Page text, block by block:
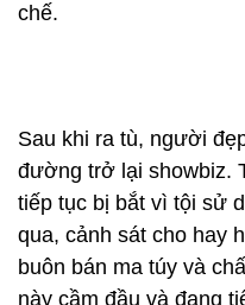
chế.
Sau khi ra tù, người
đường trở lại showbiz.
tiếp tục bị bắt vì tội sử
qua, cảnh sát cho hay
buôn bán ma túy và
này cầm đầu và đang